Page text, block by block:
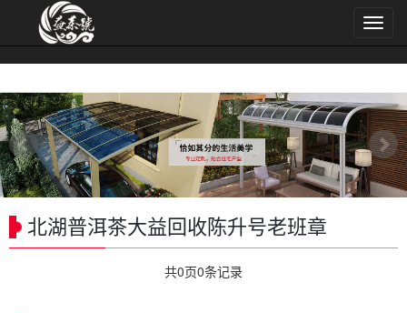
导
航
菜
北湖普洱茶大益回收陈升号老班章
共0页0条记录